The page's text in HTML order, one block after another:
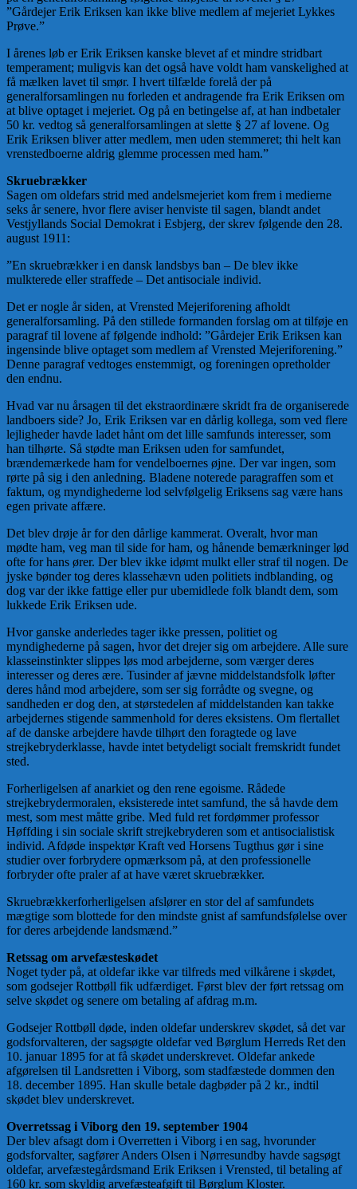
”Gårdejer Erik Eriksen kan ikke blive medlem af mejeriet Lykkes
Prøve.”
I årenes løb er Erik Eriksen kanske blevet af et mindre stridbart
temperament; muligvis kan det også have voldt ham vanskelighed at
få mælken lavet til smør. I hvert tilfælde forelå der på
generalforsamlingen nu forleden et andragende fra Erik Eriksen om
at blive optaget i mejeriet. Og på en betingelse af, at han indbetaler
50 kr. vedtog så generalforsamlingen at slette § 27 af lovene. Og
Erik Eriksen bliver atter medlem, men uden stemmeret; thi helt kan
vrenstedboerne aldrig glemme processen med ham.”
Skruebrækker
Sagen om oldefars strid med andelsmejeriet kom frem i medierne
seks år senere, hvor flere aviser henviste til sagen, blandt andet
Vestjyllands Social Demokrat i Esbjerg, der skrev følgende den 28.
august 1911:
”En skruebrækker i en dansk landsbys ban – De blev ikke
mulkterede eller straffede – Det antisociale individ.
Det er nogle år siden, at Vrensted Mejeriforening afholdt
generalforsamling. På den stillede formanden forslag om at tilføje en
paragraf til lovene af følgende indhold: ”Gårdejer Erik Eriksen kan
ingensinde blive optaget som medlem af Vrensted Mejeriforening.”
Denne paragraf vedtoges enstemmigt, og foreningen opretholder
den endnu.
Hvad var nu årsagen til det ekstraordinære skridt fra de organiserede
landboers side? Jo, Erik Eriksen var en dårlig kollega, som ved flere
lejligheder havde ladet hånt om det lille samfunds interesser, som
han tilhørte. Så stødte man Eriksen uden for samfundet,
brændemærkede ham for vendelboernes øjne. Der var ingen, som
rørte på sig i den anledning. Bladene noterede paragraffen som et
faktum, og myndighederne lod selvfølgelig Eriksens sag være hans
egen private affære.
Det blev drøje år for den dårlige kammerat. Overalt, hvor man
mødte ham, veg man til side for ham, og hånende bemærkninger lød
ofte for hans ører. Der blev ikke idømt mulkt eller straf til nogen. De
jyske bønder tog deres klassehævn uden politiets indblanding, og
dog var der ikke fattige eller pur ubemidlede folk blandt dem, som
lukkede Erik Eriksen ude.
Hvor ganske anderledes tager ikke pressen, politiet og
myndighederne på sagen, hvor det drejer sig om arbejdere. Alle sure
klasseinstinkter slippes løs mod arbejderne, som værger deres
interesser og deres ære. Tusinder af jævne middelstandsfolk løfter
deres hånd mod arbejdere, som ser sig forrådte og svegne, og
sandheden er dog den, at størstedelen af middelstanden kan takke
arbejdernes stigende sammenhold for deres eksistens. Om flertallet
af de danske arbejdere havde tilhørt den foragtede og lave
strejkebryderklasse, havde intet betydeligt socialt fremskridt fundet
sted.
Forherligelsen af anarkiet og den rene egoisme. Rådede
strejkebrydermoralen, eksisterede intet samfund, the så havde dem
mest, som mest måtte gribe. Med fuld ret fordømmer professor
Høffding i sin sociale skrift strejkebryderen som et antisocialistisk
individ. Afdøde inspektør Kraft ved Horsens Tugthus gør i sine
studier over forbrydere opmærksom på, at den professionelle
forbryder ofte praler af at have været skruebrækker.
Skruebrækkerforherligelsen afslører en stor del af samfundets
mægtige som blottede for den mindste gnist af samfundsfølelse over
for deres arbejdende landsmænd.”
Retssag om arvefæsteskødet
Noget tyder på, at oldefar ikke var tilfreds med vilkårene i skødet,
som godsejer Rottbøll fik udfærdiget. Først blev der ført retssag om
selve skødet og senere om betaling af afdrag m.m.
Godsejer Rottbøll døde, inden oldefar underskrev skødet, så det var
godsforvalteren, der sagsøgte oldefar ved Børglum Herreds Ret den
10. januar 1895 for at få skødet underskrevet. Oldefar ankede
afgørelsen til Landsretten i Viborg, som stadfæstede dommen den
18. december 1895. Han skulle betale dagbøder på 2 kr., indtil
skødet blev underskrevet.
Overretssag i Viborg den 19. september 1904
Der blev afsagt dom i Overretten i Viborg i en sag, hvorunder
godsforvalter, sagfører Anders Olsen i Nørresundby havde sagsøgt
oldefar, arvefæstegårdsmand Erik Eriksen i Vrensted, til betaling af
160 kr. som skyldig arvefæsteafgift til Børglum Kloster.